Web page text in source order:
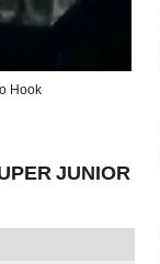
Hook
JUNIOR